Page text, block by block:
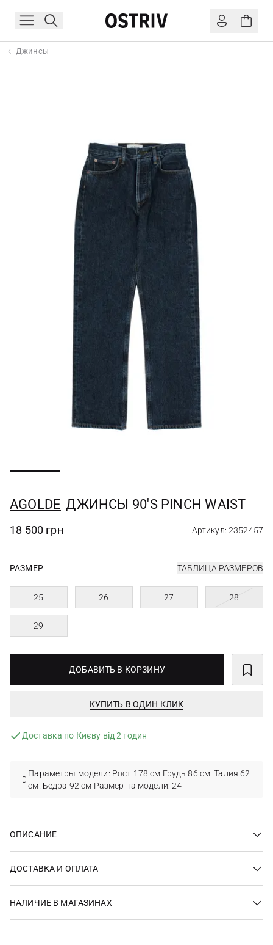
Джинсы
AGOLDE ДЖИНСЫ 90'S PINCH WAIST
18 500 грн Артикул: 2352457
РАЗМЕР ТАБЛИЦА РАЗМЕРОВ
25 26 27 28
29
ДОБАВИТЬ В КОРЗИНУ
КУПИТЬ В ОДИН КЛИК
Доставка по Києву від 2 годин
Параметры модели: Рост 178 см Грудь 86 см. Талия 62
см. Бедра 92 см Размер на модели: 24
ОПИСАНИЕ
ДОСТАВКА И ОПЛАТА
НАЛИЧИЕ В МАГАЗИНАХ